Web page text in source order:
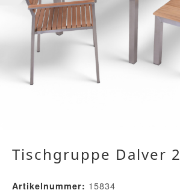
Tischgruppe Dalver 2
Artikelnummer: 15834